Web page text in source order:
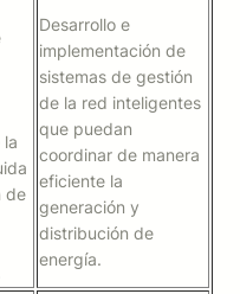
de
Desarrollo e
implementación de
sistemas de gestión
de la red inteligentes
que puedan
coordinar de manera
eficiente la
generación y
distribución de
energía.